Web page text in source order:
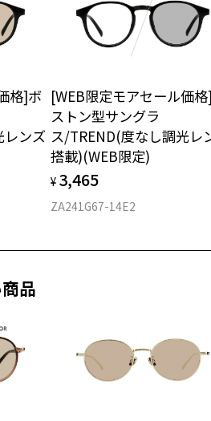
“Sunglasses”特設ページをみる
意事項＞
際は、レンズ選択画面にて度数入力
をお選びください。
コーティング)
(塗装)
(塗装)
置いたり、傷をつけるような金属と一
い。
品をお持ち込みいただいて、レンズ交換
他に3,300円(税込)の加工賃を追加で頂
格]ボ
レンズ
[WEB限定モアセール価
ストン型サングラ
ス/TREND(度なし調光レ
搭載)(WEB限定)
¥ 3,465
ZA241G67-14E2
品